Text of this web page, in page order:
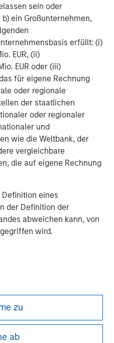
sein oder
ein Großunternehmen,
erfüllt: (i)
EUR, (ii)
EUR oder (iii)
für eigene Rechnung
oder regionale
der staatlichen
oder regionaler
und
wie die Weltbank, der
vergleichbare
die auf eigene Rechnung
eines
der Definition der
abweichen kann, von
wird.
zu
ab